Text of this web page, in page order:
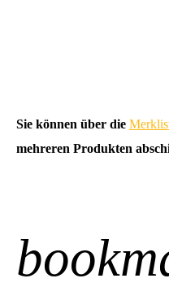
Sie können über die
mehreren Produkten